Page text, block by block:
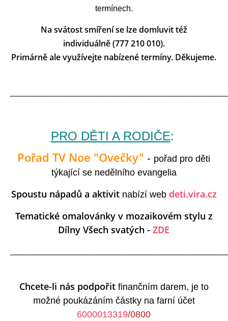
termínech.
Na svátost smíření se lze domluvit též
individuálně (777 210 010).
Primárně ale využívejte nabízené termíny. Děkujeme.
PRO DĚTI A RODIČE:
Pořad TV Noe "Ovečky" - pořad pro děti
týkající se nedělního evangelia
Spoustu nápadů a aktivitnabízí web deti.vira.cz
Tematické omalovánky v mozaikovém stylu z
Dílny Všech svatých - ZDE
Chcete-li nás podpořitfinančním darem, je to
možné poukázáním částky na farní účet
6000013319/0800